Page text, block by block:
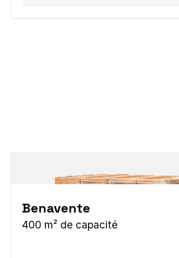
Benavente
400 m² de capacité